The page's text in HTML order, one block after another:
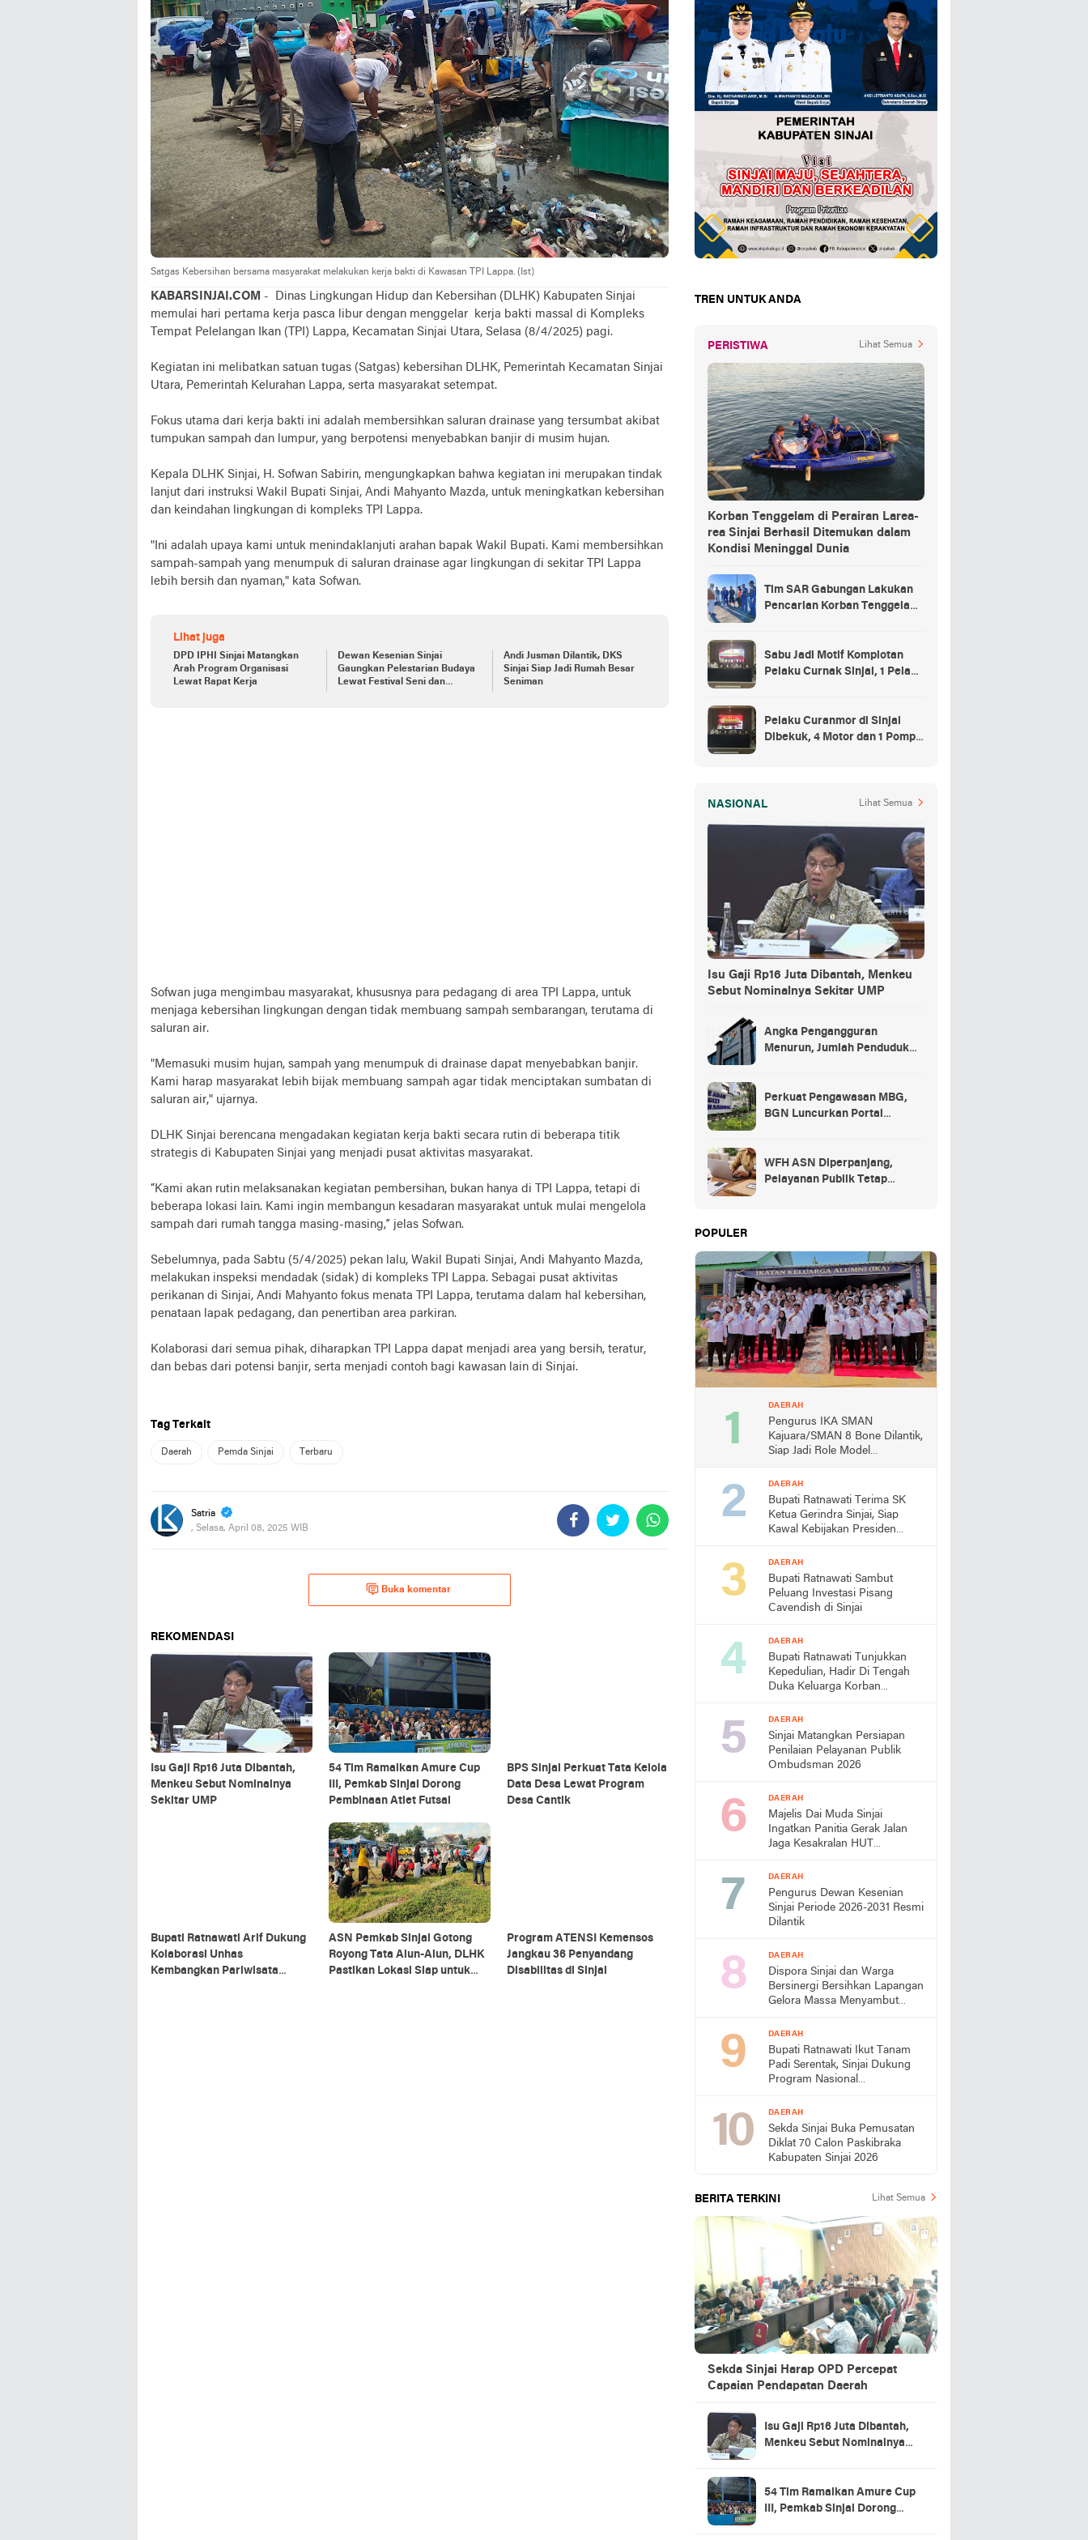
Satgas Kebersihan bersama masyarakat melakukan kerja bakti di Kawasan TPI Lappa. (Ist)
KABARSINJAI.COM - Dinas Lingkungan Hidup dan Kebersihan (DLHK) Kabupaten Sinjai
memulai hari pertama kerja pasca libur dengan menggelar kerja bakti massal di Kompleks
Tempat Pelelangan Ikan (TPI) Lappa, Kecamatan Sinjai Utara, Selasa (8/4/2025) pagi.
Kegiatan ini melibatkan satuan tugas (Satgas) kebersihan DLHK, Pemerintah Kecamatan Sinjai
Utara, Pemerintah Kelurahan Lappa, serta masyarakat setempat.
Fokus utama dari kerja bakti ini adalah membersihkan saluran drainase yang tersumbat akibat
tumpukan sampah dan lumpur, yang berpotensi menyebabkan banjir di musim hujan.
Kepala DLHK Sinjai, H. Sofwan Sabirin, mengungkapkan bahwa kegiatan ini merupakan tindak
lanjut dari instruksi Wakil Bupati Sinjai, Andi Mahyanto Mazda, untuk meningkatkan kebersihan
dan keindahan lingkungan di kompleks TPI Lappa.
"Ini adalah upaya kami untuk menindaklanjuti arahan bapak Wakil Bupati. Kami membersihkan
sampah-sampah yang menumpuk di saluran drainase agar lingkungan di sekitar TPI Lappa
lebih bersih dan nyaman," kata Sofwan.
Lihat juga
DPD IPHI Sinjai Matangkan
Arah Program Organisasi
Lewat Rapat Kerja
Dewan Kesenian Sinjai
Gaungkan Pelestarian Budaya
Lewat Festival Seni dan
Andi Jusman Dilantik, DKS
Sinjai Siap Jadi Rumah Besar
Seniman
Sofwan juga mengimbau masyarakat, khususnya para pedagang di area TPI Lappa, untuk
menjaga kebersihan lingkungan dengan tidak membuang sampah sembarangan, terutama di
saluran air.
"Memasuki musim hujan, sampah yang menumpuk di drainase dapat menyebabkan banjir.
Kami harap masyarakat lebih bijak membuang sampah agar tidak menciptakan sumbatan di
saluran air," ujarnya.
DLHK Sinjai berencana mengadakan kegiatan kerja bakti secara rutin di beberapa titik
strategis di Kabupaten Sinjai yang menjadi pusat aktivitas masyarakat.
“Kami akan rutin melaksanakan kegiatan pembersihan, bukan hanya di TPI Lappa, tetapi di
beberapa lokasi lain. Kami ingin membangun kesadaran masyarakat untuk mulai mengelola
sampah dari rumah tangga masing-masing,” jelas Sofwan.
Sebelumnya, pada Sabtu (5/4/2025) pekan lalu, Wakil Bupati Sinjai, Andi Mahyanto Mazda,
melakukan inspeksi mendadak (sidak) di kompleks TPI Lappa. Sebagai pusat aktivitas
perikanan di Sinjai, Andi Mahyanto fokus menata TPI Lappa, terutama dalam hal kebersihan,
penataan lapak pedagang, dan penertiban area parkiran.
Kolaborasi dari semua pihak, diharapkan TPI Lappa dapat menjadi area yang bersih, teratur,
dan bebas dari potensi banjir, serta menjadi contoh bagi kawasan lain di Sinjai.
Tag Terkait
Daerah Pemda Sinjai Terbaru
Satria
, Selasa, April 08, 2025 WIB
Buka komentar
REKOMENDASI
Isu Gaji Rp16 Juta Dibantah,
Menkeu Sebut Nominalnya
Sekitar UMP
54 Tim Ramaikan Amure Cup
III, Pemkab Sinjai Dorong
Pembinaan Atlet Futsal
BPS Sinjai Perkuat Tata Kelola
Data Desa Lewat Program
Desa Cantik
Bupati Ratnawati Arif Dukung
Kolaborasi Unhas
Kembangkan Pariwisata
ASN Pemkab Sinjai Gotong
Royong Tata Alun-Alun, DLHK
Pastikan Lokasi Siap untuk
Program ATENSI Kemensos
Jangkau 36 Penyandang
Disabilitas di Sinjai
TREN UNTUK ANDA
PERISTIWA Lihat Semua
Korban Tenggelam di Perairan Larea-
rea Sinjai Berhasil Ditemukan dalam
Kondisi Meninggal Dunia
Tim SAR Gabungan Lakukan
Pencarian Korban Tenggelam
Sabu Jadi Motif Komplotan
Pelaku Curnak Sinjai, 1 Pelaku
Pelaku Curanmor di Sinjai
Dibekuk, 4 Motor dan 1 Pompa
NASIONAL Lihat Semua
Isu Gaji Rp16 Juta Dibantah, Menkeu
Sebut Nominalnya Sekitar UMP
Angka Pengangguran
Menurun, Jumlah Penduduk
Perkuat Pengawasan MBG,
BGN Luncurkan Portal
WFH ASN Diperpanjang,
Pelayanan Publik Tetap
POPULER
DAERAH
Pengurus IKA SMAN
Kajuara/SMAN 8 Bone Dilantik,
Siap Jadi Role Model
DAERAH
Bupati Ratnawati Terima SK
Ketua Gerindra Sinjai, Siap
Kawal Kebijakan Presiden
DAERAH
Bupati Ratnawati Sambut
Peluang Investasi Pisang
Cavendish di Sinjai
DAERAH
Bupati Ratnawati Tunjukkan
Kepedulian, Hadir Di Tengah
Duka Keluarga Korban
DAERAH
Sinjai Matangkan Persiapan
Penilaian Pelayanan Publik
Ombudsman 2026
DAERAH
Majelis Dai Muda Sinjai
Ingatkan Panitia Gerak Jalan
Jaga Kesakralan HUT
DAERAH
Pengurus Dewan Kesenian
Sinjai Periode 2026-2031 Resmi
Dilantik
DAERAH
Dispora Sinjai dan Warga
Bersinergi Bersihkan Lapangan
Gelora Massa Menyambut
DAERAH
Bupati Ratnawati Ikut Tanam
Padi Serentak, Sinjai Dukung
Program Nasional
DAERAH
Sekda Sinjai Buka Pemusatan
Diklat 70 Calon Paskibraka
Kabupaten Sinjai 2026
BERITA TERKINI Lihat Semua
Sekda Sinjai Harap OPD Percepat
Capaian Pendapatan Daerah
Isu Gaji Rp16 Juta Dibantah,
Menkeu Sebut Nominalnya
54 Tim Ramaikan Amure Cup
III, Pemkab Sinjai Dorong